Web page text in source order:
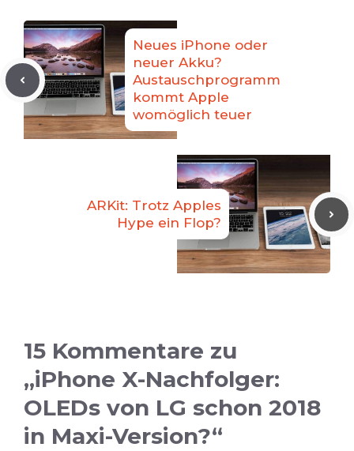
Neues iPhone oder
neuer Akku?
Austauschprogramm
kommt Apple
womöglich teuer
ARKit: Trotz Apples
Hype ein Flop?
15 Kommentare zu
„iPhone X-Nachfolger:
OLEDs von LG schon 2018
in Maxi-Version?“